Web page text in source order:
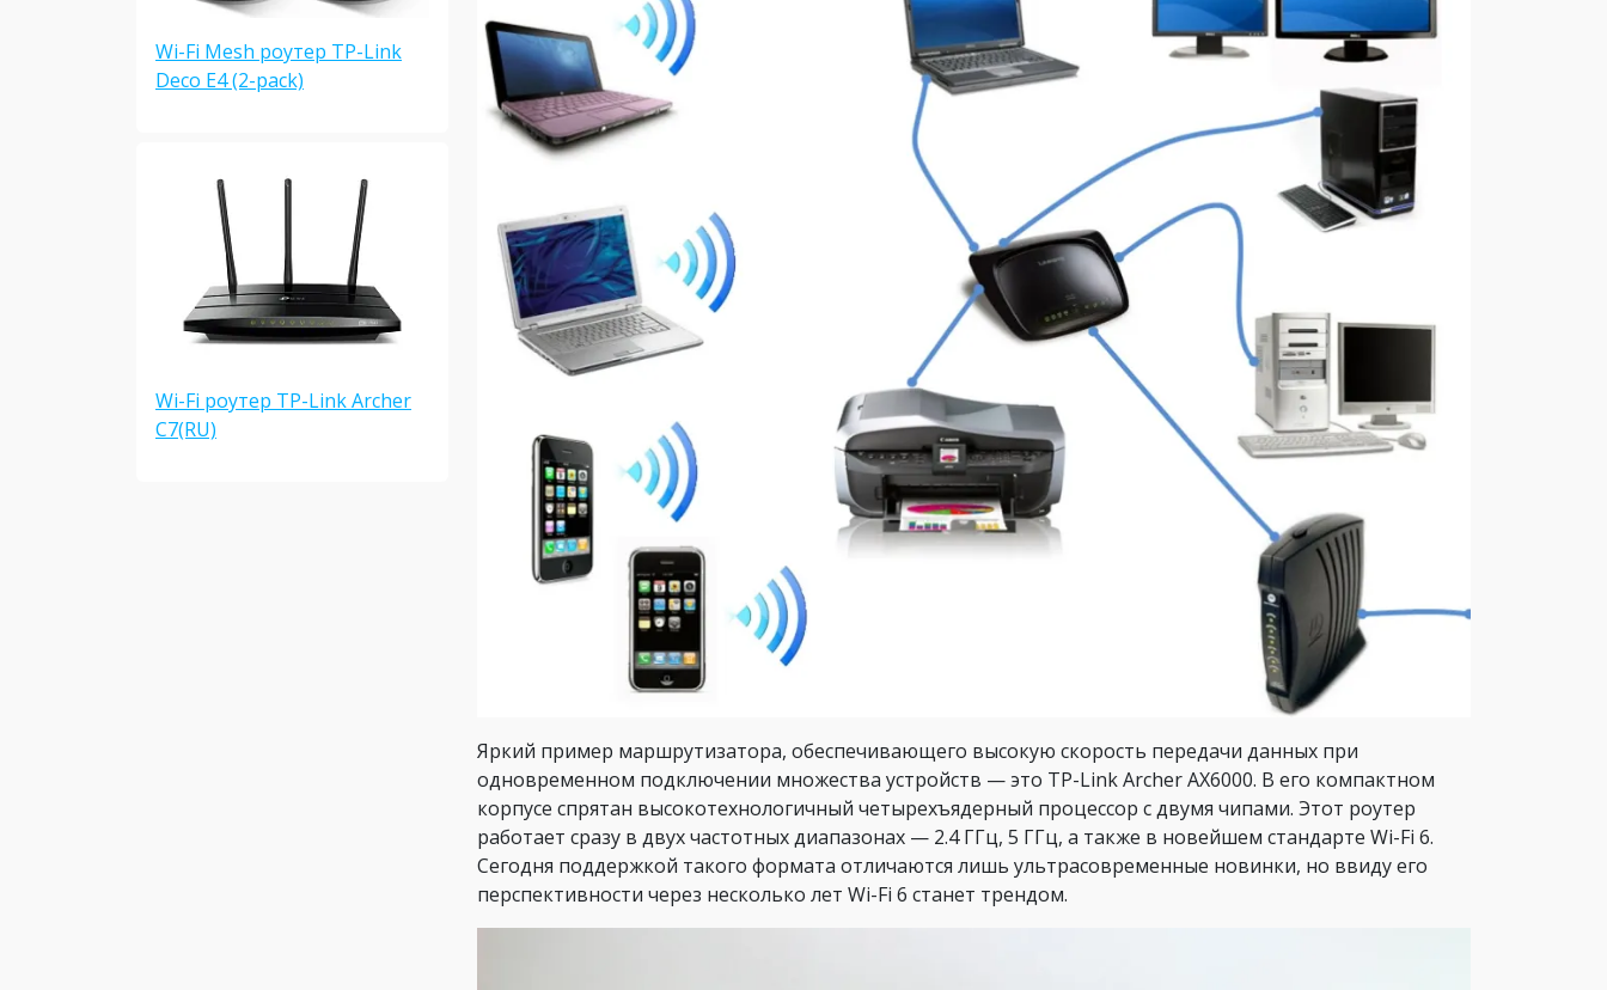
Wi-Fi Mesh роутер TP-Link
Deco E4 (2-pack)
Wi-Fi роутер TP-Link Archer
C7(RU)
Яркий пример маршрутизатора, обеспечивающего высокую скорость передачи данных при
одновременном подключении множества устройств — это TP-Link Archer AX6000. В его компактном
корпусе спрятан высокотехнологичный четырехъядерный процессор с двумя чипами. Этот роутер
работает сразу в двух частотных диапазонах — 2.4 ГГц, 5 ГГц, а также в новейшем стандарте Wi-Fi 6.
Сегодня поддержкой такого формата отличаются лишь ультрасовременные новинки, но ввиду его
перспективности через несколько лет Wi-Fi 6 станет трендом.